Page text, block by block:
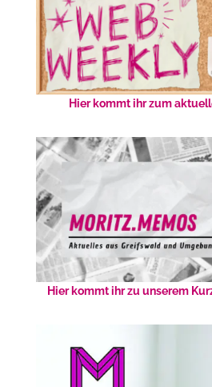
Hier kommt ihr zum
Hier kommt ihr zu unserem